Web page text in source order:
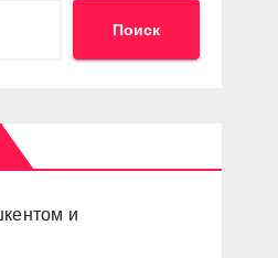
Поиск
и